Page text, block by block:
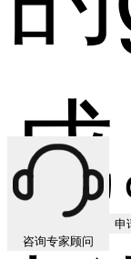
咨询专家顾问
申